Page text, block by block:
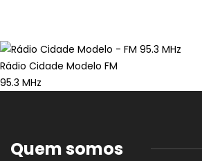
Rádio Cidade Modelo FM
95.3 MHz
Quem somos